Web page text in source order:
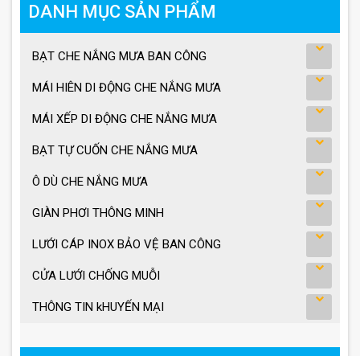
DANH MỤC SẢN PHẨM
BẠT CHE NẮNG MƯA BAN CÔNG
MÁI HIÊN DI ĐỘNG CHE NẮNG MƯA
MÁI XẾP DI ĐỘNG CHE NẮNG MƯA
BẠT TỰ CUỐN CHE NẮNG MƯA
Ô DÙ CHE NẮNG MƯA
GIÀN PHƠI THÔNG MINH
LƯỚI CÁP INOX BẢO VỆ BAN CÔNG
CỬA LƯỚI CHỐNG MUỖI
THÔNG TIN kHUYẾN MẠI